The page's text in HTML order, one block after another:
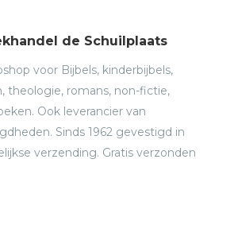
de Schuilplaats
voor Bijbels, kinderbijbels,
theologie, romans, non-fictie,
Ook leverancier van
Sinds 1962 gevestigd in
verzending. Gratis verzonden